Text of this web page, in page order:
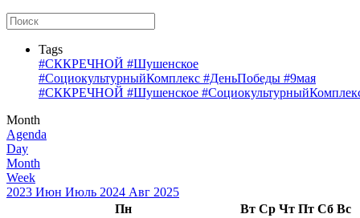
Tags
#СККРЕЧНОЙ #Шушенское
#СоциокультурныйКомплекс #ДеньПобеды #9мая
#СККРЕЧНОЙ #Шушенское
Month
Agenda
Day
Month
Week
2023 Июн Июль 2024 Авг 2025
Пн
Вт Ср Чт Пт Сб Вс